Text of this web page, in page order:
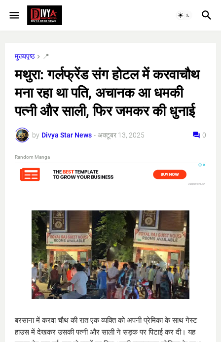
मुख्यपृष्ठ 📍
मथुरा: गर्लफ्रेंड संग होटल में करवाचौथ
मना रहा था पति, अचानक आ धमकी
पत्नी और साली, फिर जमकर की धुनाई
by Divya Star News - अक्टूबर 13, 2025 0
Random Manga
बरसाना में करवा चौथ की रात एक व्यक्ति को अपनी प्रेमिका के साथ गेस्ट
हाउस में देखकर उसकी पत्नी और साली ने सड़क पर पिटाई कर दी। यह